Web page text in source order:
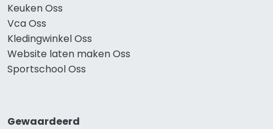
Keuken Oss
Vca Oss
Kledingwinkel Oss
Website laten maken Oss
Sportschool Oss
Gewaardeerd